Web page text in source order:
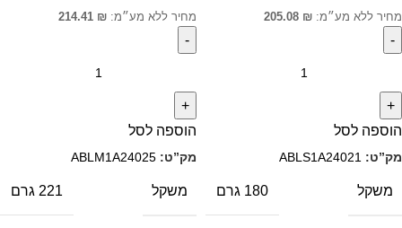
מחיר ללא מע״מ: 205.08 ₪
הוספה לסל
מק”ט: ABLS1A24021
משקל 180 גרם
מחיר ללא מע״מ: 214.41 ₪
הוספה לסל
מק”ט: ABLM1A24025
משקל 221 גרם